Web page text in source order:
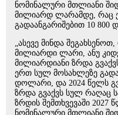
ნომინალური მთლიანი
მილიარდ ლარამდე, რაც
გადაანგარიშებით 10
„ასევე მინდა
მილიარდი ლარი, ანუ
მილიარდიანი ზრდა
ერთ სულ მოსახლეზე
დოლარი, და 2024 წელს
ზრდა გვაქვს სულ რაღაც
ზრდის შემთხვევაში
ნომინალური მთლიანი